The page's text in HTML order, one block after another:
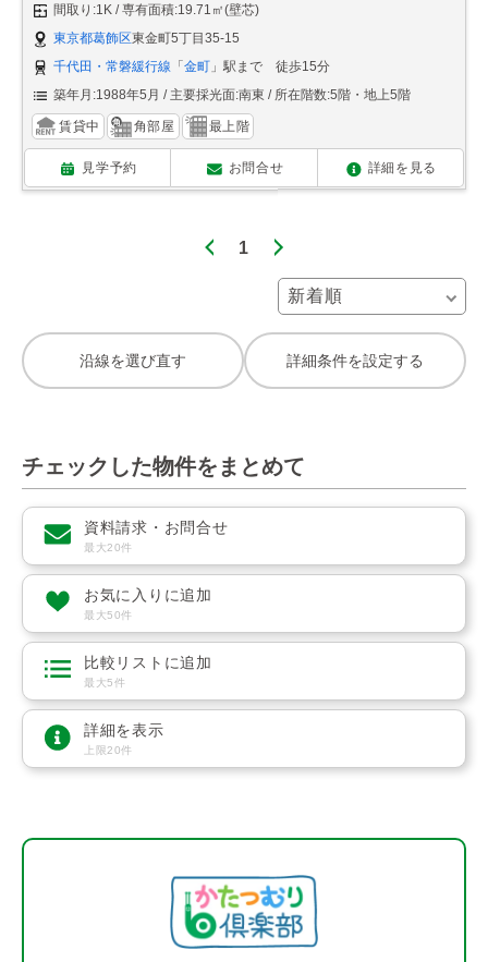
間取り:1K
専有面積:19.71㎡(壁芯)
東京都葛飾区東金町5丁目35-15
千代田・常磐緩行線 「金町 」駅まで 徒歩15分
築年月:1988年5月
主要採光面:南東 所在階数:5階・地上5階
賃貸中 角部屋 最上階
見学予約 お問合せ 詳細を見る
1
沿線を選び直す 詳細条件を設定する
チェックした物件をまとめて
資料請求・お問合せ
最大20件
お気に入りに追加
最大50件
比較リストに追加
最大5件
詳細を表示
上限20件